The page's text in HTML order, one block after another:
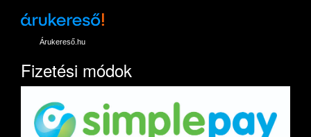
Árukereső.hu
Fizetési módok